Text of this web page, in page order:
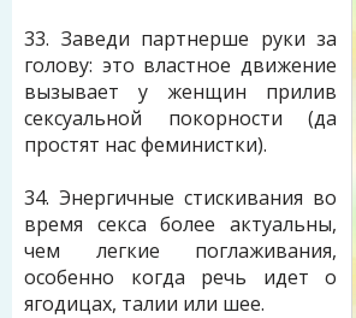
33. Заведи партнерше руки за
голову: это властное движение
вызывает у женщин прилив
сексуальной покорности (да
простят нас феминистки).
34. Энергичные стискивания во
время секса более актуальны,
чем легкие поглаживания,
особенно когда речь идет о
ягодицах, талии или шее.